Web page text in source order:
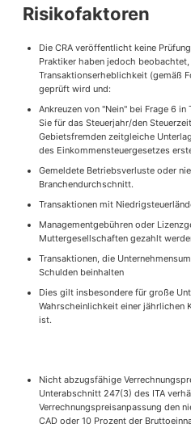
Risikofaktoren
Die CRA veröffentlicht keine
Praktiker haben jedoch
Transaktionserheblichkeit (gemäß
geprüft wird und:
Ankreuzen von "Nein" bei Frage 6
Sie für das Steuerjahr/den
Gebietsfremden zeitgleiche
des Einkommensteuergesetzes
Gemeldete Betriebsverluste oder
Branchendurchschnitt.
Transaktionen mit
Managementgebühren oder
Muttergesellschaften gezahlt
Transaktionen, die
Schulden beinhalten
Dies gilt insbesondere für große
Wahrscheinlichkeit einer jährlichen
ist.
Nicht abzugsfähige
Unterabschnitt 247(3) des ITA
Verrechnungspreisanpassung den
CAD oder 10 Prozent der